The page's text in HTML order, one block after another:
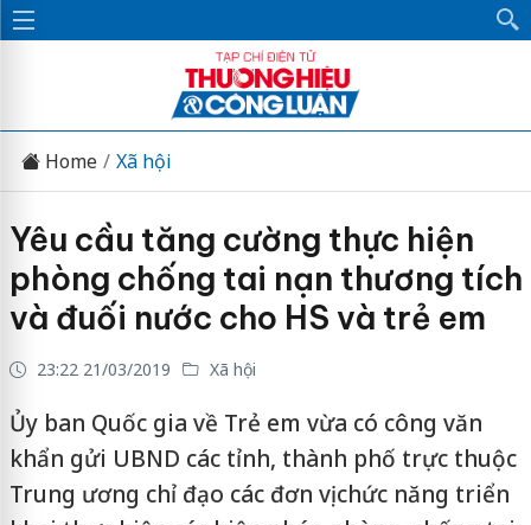
Home Xã hội
Yêu cầu tăng cường thực hiện
phòng chống tai nạn thương tích
và đuối nước cho HS và trẻ em
23:22 21/03/2019 Xã hội
Ủy ban Quốc gia về Trẻ em vừa có công văn
khẩn gửi UBND các tỉnh, thành phố trực thuộc
Trung ương chỉ đạo các đơn vị chức năng triển